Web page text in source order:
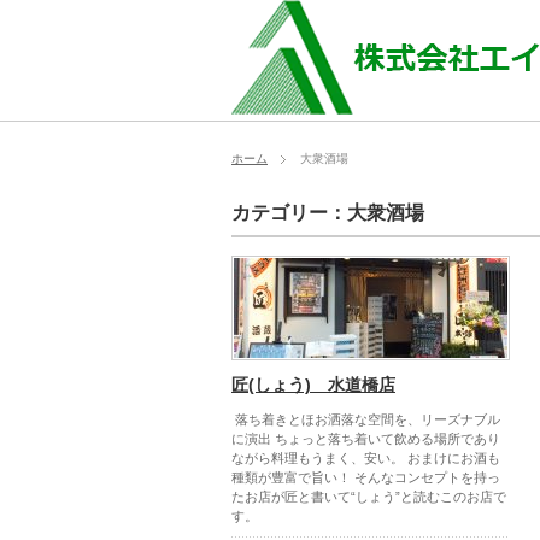
ホーム 大衆酒場
カテゴリー：大衆酒場
匠(しょう) 水道橋店
落ち着きとほお洒落な空間を、リーズナブル
に演出 ちょっと落ち着いて飲める場所であり
ながら料理もうまく、安い。 おまけにお酒も
種類が豊富で旨い！ そんなコンセプトを持っ
たお店が匠と書いて“しょう”と読むこのお店で
す。